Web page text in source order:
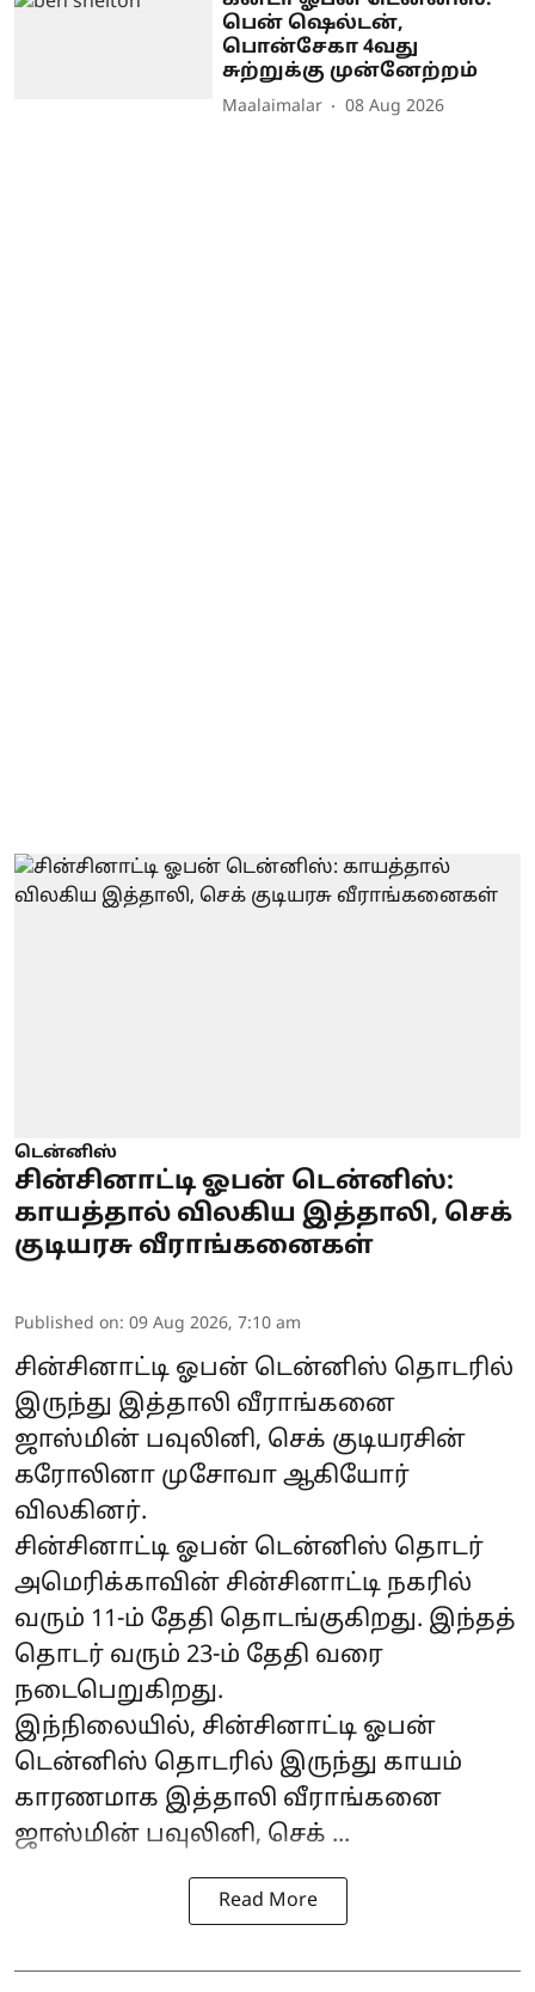
பென் ஷெல்டன்,
பொன்சேகா 4வது
சுற்றுக்கு முன்னேற்றம்
Maalaimalar 08 Aug 2026
டென்னிஸ்
சின்சினாட்டி ஓபன் டென்னிஸ்:
காயத்தால் விலகிய இத்தாலி, செக்
குடியரசு வீராங்கனைகள்
Published on: 09 Aug 2026, 7:10 am
சின்சினாட்டி ஓபன் டென்னிஸ் தொடரில்
இருந்து இத்தாலி வீராங்கனை
ஜாஸ்மின் பவுலினி, செக் குடியரசின்
கரோலினா முசோவா ஆகியோர்
விலகினர்.
சின்சினாட்டி ஓபன் டென்னிஸ் தொடர்
அமெரிக்காவின் சின்சினாட்டி நகரில்
வரும் 11-ம் தேதி தொடங்குகிறது. இந்தத்
தொடர் வரும் 23-ம் தேதி வரை
நடைபெறுகிறது.
இந்நிலையில், சின்சினாட்டி ஓபன்
டென்னிஸ் தொடரில் இருந்து காயம்
காரணமாக இத்தாலி வீராங்கனை
ஜாஸ்மின் பவுலினி, செக் ...
Read More